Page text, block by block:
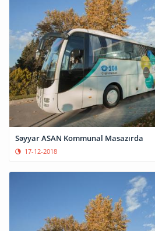
Səyyar ASAN Kommunal Masazırda
17-12-2018